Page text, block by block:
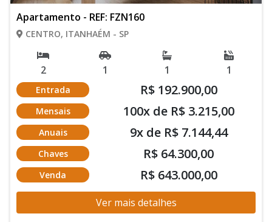
Apartamento - REF: FZN160
CENTRO, ITANHAÉM - SP
2 1 1 1
Entrada R$ 192.900,00
Mensais 100x de R$ 3.215,00
Anuais 9x de R$ 7.144,44
Chaves R$ 64.300,00
Venda R$ 643.000,00
Ver mais detalhes